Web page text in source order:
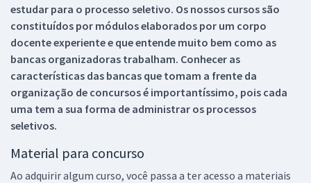
estudar para o processo seletivo. Os nossos cursos são
constituídos por módulos elaborados por um corpo
docente experiente e que entende muito bem como as
bancas organizadoras trabalham. Conhecer as
características das bancas que tomam a frente da
organização de concursos é importantíssimo, pois cada
uma tem a sua forma de administrar os processos
seletivos.
Material para concurso
Ao adquirir algum curso, você passa a ter acesso a materiais